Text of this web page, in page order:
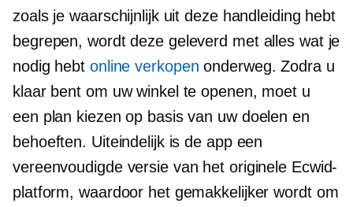
zoals je waarschijnlijk uit deze handleiding hebt
begrepen, wordt deze geleverd met alles wat je
nodig hebt online verkopen onderweg. Zodra u
klaar bent om uw winkel te openen, moet u
een plan kiezen op basis van uw doelen en
behoeften. Uiteindelijk is de app een
vereenvoudigde versie van het originele Ecwid-
platform, waardoor het gemakkelijker wordt om